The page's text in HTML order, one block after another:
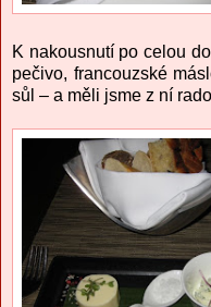
K nakousnutí po celou
pečivo, francouzské
sůl – a měli jsme z ní